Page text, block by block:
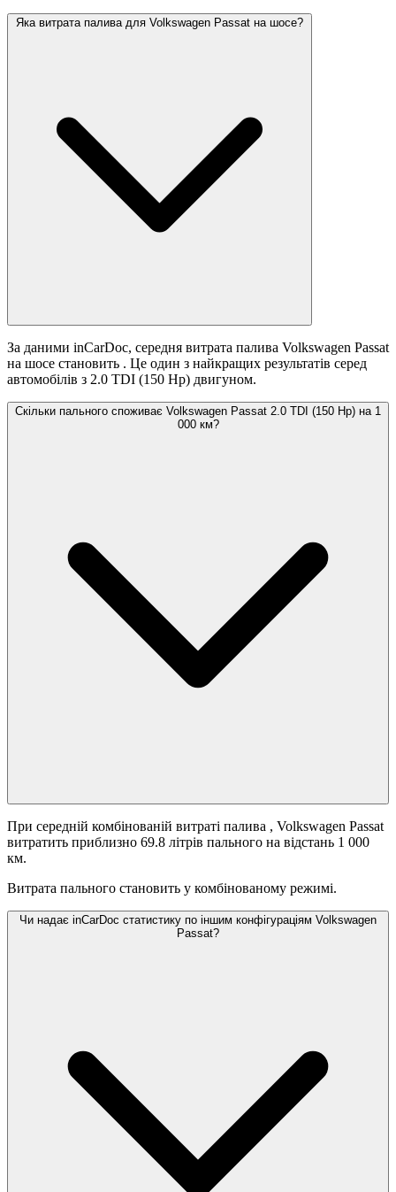
Яка витрата палива для Volkswagen Passat на шосе?
За даними inCarDoc, середня витрата палива Volkswagen Passat
на шосе становить . Це один з найкращих результатів серед
автомобілів з 2.0 TDI (150 Hp) двигуном.
Скільки пального споживає Volkswagen Passat 2.0 TDI (150 Hp) на 1
000 км?
При середній комбінованій витраті палива , Volkswagen Passat
витратить приблизно 69.8 літрів пального на відстань 1 000
км.
Витрата пального становить у комбінованому режимі.
Чи надає inCarDoc статистику по іншим конфігураціям Volkswagen
Passat?